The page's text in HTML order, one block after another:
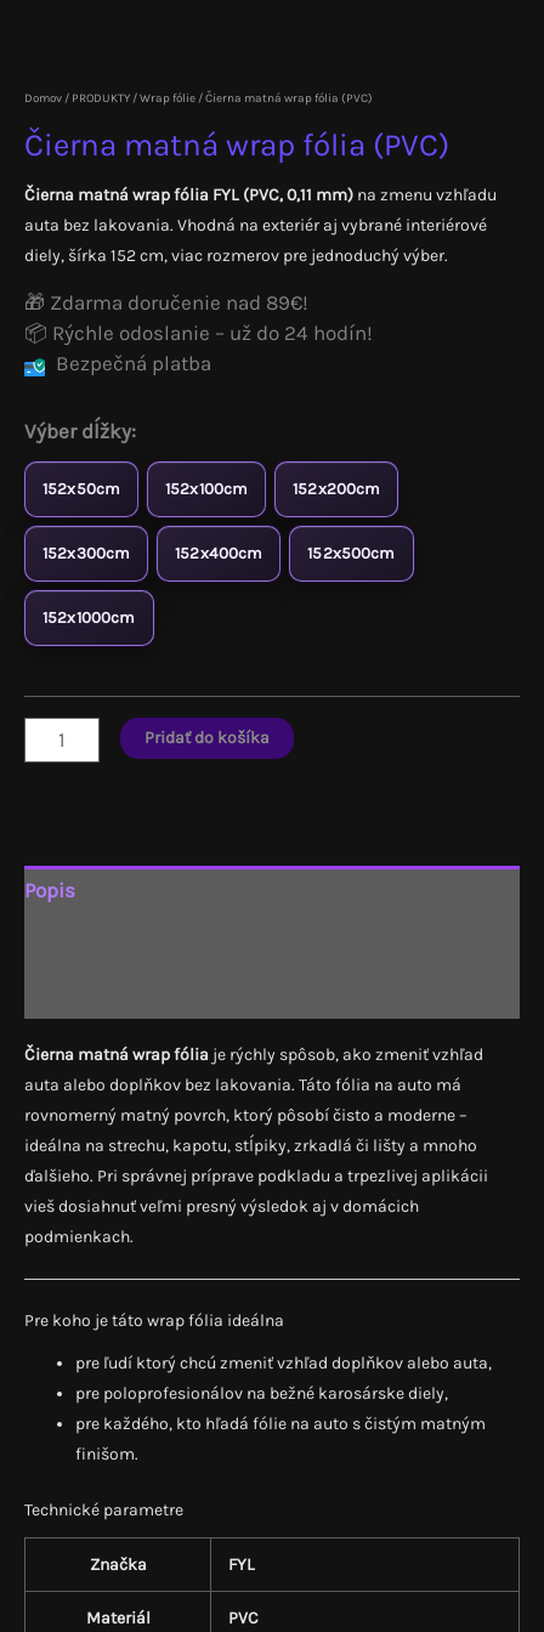
Domov / PRODUKTY /Wrap fólie / Čierna matná wrap fólia (PVC)
Čierna matná wrap fólia (PVC)
Čierna matná wrap fólia FYL (PVC, 0,11 mm) na zmenu vzhľadu
auta bez lakovania. Vhodná na exteriér aj vybrané interiérové
diely, šírka 152 cm, viac rozmerov pre jednoduchý výber.
🎁 Zdarma doručenie nad 89€!
📦 Rýchle odoslanie – už do 24 hodín!
Bezpečná platba
Výber dĺžky:
152x50cm 152x100cm 152x200cm
152x300cm 152x400cm 152x500cm
152x1000cm
množstvo
Čierna
(PVC)
Pridať do košíka
Popis
Čierna matná wrap fólia je rýchly spôsob, ako zmeniť vzhľad
auta alebo doplňkov bez lakovania. Táto fólia na auto má
rovnomerný matný povrch, ktorý pôsobí čisto a moderne –
ideálna na strechu, kapotu, stĺpiky, zrkadlá či lišty a mnoho
ďalšieho. Pri správnej príprave podkladu a trpezlivej aplikácii
vieš dosiahnuť veľmi presný výsledok aj v domácich
podmienkach.
Pre koho je táto wrap fólia ideálna
pre ľudí ktorý chcú zmeniť vzhľad doplňkov alebo auta,
pre poloprofesionálov na bežné karosárske diely,
pre každého, kto hľadá fólie na auto s čistým matným
finišom.
Technické parametre
Značka FYL
Materiál PVC